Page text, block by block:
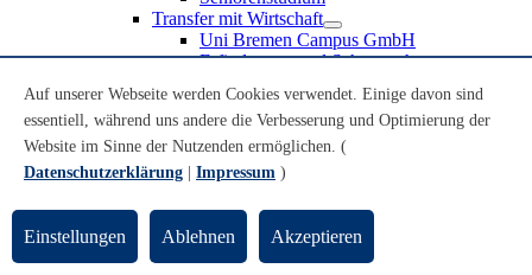
Transfer mit Wirtschaft
Uni Bremen Campus GmbH
Erfindungen und Schutzrechte
Recruiting an der Universität Bremen
Weiterbildung an der Universität Bremen
Transfer mit Schule
Schülerinnen und Schüler
Schulklassen
Lehrkräfte
Gründungsunterstützung
Auf unserer Webseite werden Cookies verwendet. Einige davon sind
essentiell, während uns andere die Verbesserung und Optimierung der
Website im Sinne der Nutzenden ermöglichen. (
Datenschutzerklärung
Impressum )
Einstellungen Ablehnen Akzeptieren